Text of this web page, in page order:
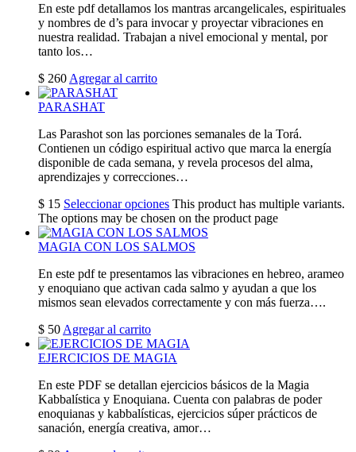
En este pdf detallamos los mantras arcangelicales, espirituales
y nombres de d’s para invocar y proyectar vibraciones en
nuestra realidad. Trabajan a nivel emocional y mental, por
tanto los…
$ 260 Agregar al carrito
PARASHAT
Las Parashot son las porciones semanales de la Torá.
Contienen un código espiritual activo que marca la energía
disponible de cada semana, y revela procesos del alma,
aprendizajes y correcciones…
$ 15 Seleccionar opciones This product has multiple variants.
The options may be chosen on the product page
MAGIA CON LOS SALMOS
En este pdf te presentamos las vibraciones en hebreo, arameo
y enoquiano que activan cada salmo y ayudan a que los
mismos sean elevados correctamente y con más fuerza….
$ 50 Agregar al carrito
EJERCICIOS DE MAGIA
En este PDF se detallan ejercicios básicos de la Magia
Kabbalística y Enoquiana. Cuenta con palabras de poder
enoquianas y kabbalísticas, ejercicios súper prácticos de
sanación, energía creativa, amor…